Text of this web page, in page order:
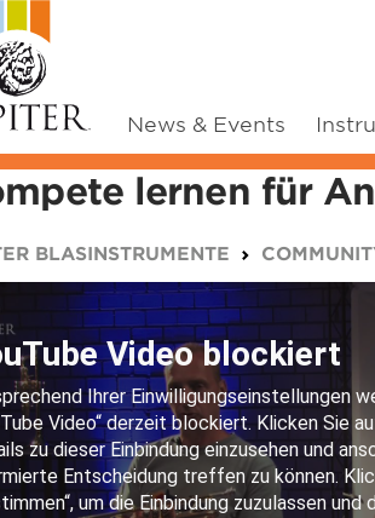
News & Events
lernen für
BLASINSTRUMENTE